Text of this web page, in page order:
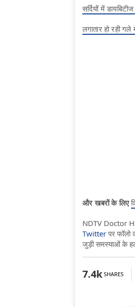
सर्दियों में
लगातार हो रही
और खबरों के लिए
NDTV Doctor
Twitterपर फॉलो
जुड़ी समस्याओं के
7.4k SHARES